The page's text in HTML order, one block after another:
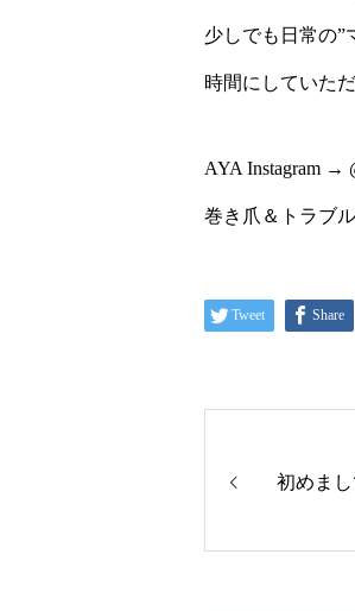
少しでも日常の”
時間にしていた
AYA Instagram →
巻き爪＆トラブ
Tweet Share
初めまし